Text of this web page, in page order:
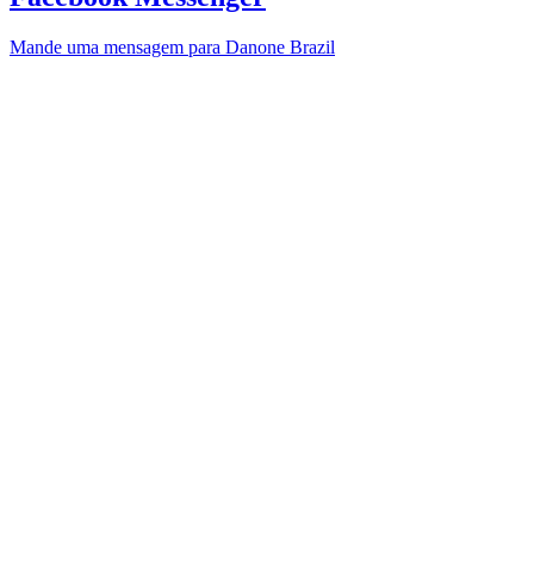
Mande uma mensagem para Danone Brazil